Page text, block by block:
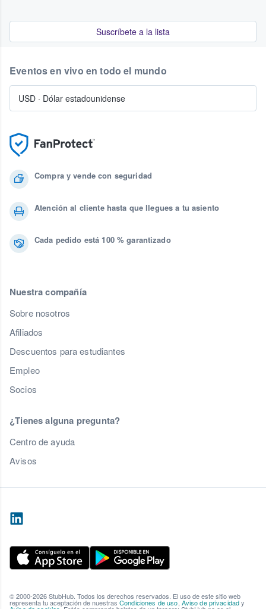
Suscríbete a la lista
Compra y vende con seguridad
Atención al cliente hasta que llegues a tu asiento
Cada pedido está 100 % garantizado
Nuestra compañía
Sobre nosotros
Afiliados
Descuentos para estudiantes
Empleo
Socios
¿Tienes alguna pregunta?
Centro de ayuda
Avisos
Eventos en vivo en todo el mundo
USD · Dólar estadounidense
© 2000-2026 StubHub. Todos los derechos reservados. El uso de este sitio web
representa tu aceptación de nuestras Condiciones de uso, Aviso de privacidady